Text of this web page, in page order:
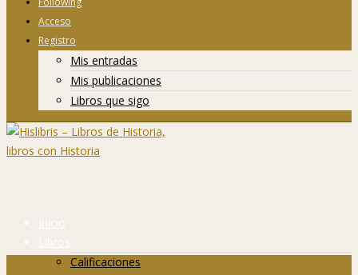
Acceso
Registro
Mis entradas
Mis publicaciones
Libros que sigo
Inicio
Libros
Calificaciones